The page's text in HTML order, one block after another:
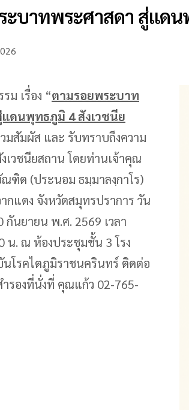
ะบาทพระศาสดา สู่แด
ม เรื่อง “ตามรอยพระบาท
ดนพุทธภูมิ 4 สังเวชนีย
มสัมผัส และ รับทราบถึงความ
เวชนียสถาน โดยท่านเจ้าคุณ
ฑิต (ประนอม ธมฺมาลงฺกาโร)
ากแดง จังหวัดสมุทรปราการ วัน
นยายน พ.ศ. 2569 เวลา
น. ณ ห้องประชุมชั้น 3 โรง
โรคไตภูมิราชนครินทร์ ติดต่อ
รองที่นั่งที่ คุณแก้ว 02-765-